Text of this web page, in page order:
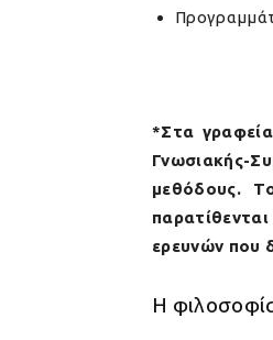
*Στα
Γνωσιακής-
μεθόδους.
ερευνών που
Η